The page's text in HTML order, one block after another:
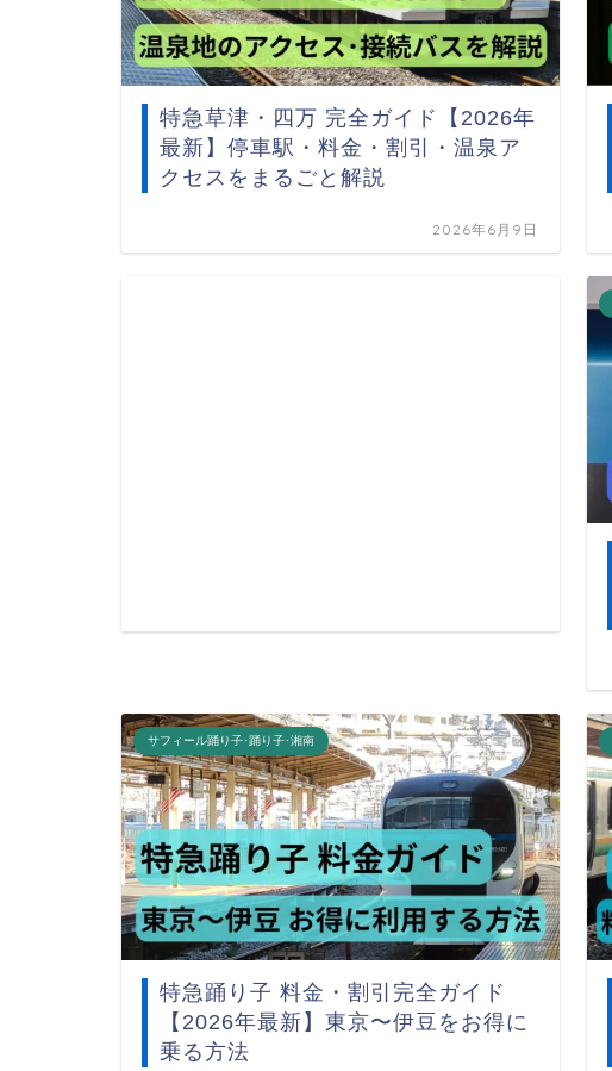
特急草津・四万 完全ガイド【2026年
最新】停車駅・料金・割引・温泉ア
クセスをまるごと解説
2026年6月9日
サフィール踊り子･踊り子･湘南
特急踊り子 料金・割引完全ガイド
【2026年最新】東京〜伊豆をお得に
乗る方法